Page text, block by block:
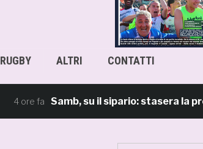
RUGBY ALTRI CONTATTI
Samb, su il sipario: stasera la